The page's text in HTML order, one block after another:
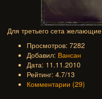
Для третьего сета желающие
Просмотров: 7282
Добавил: Вансан
Дата: 11.11.2010
Рейтинг: 4.7/13
Комментарии (29)